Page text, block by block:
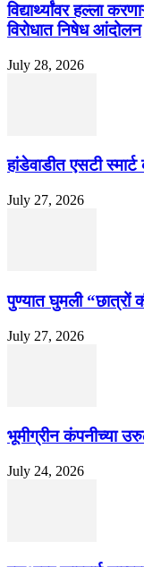
विद्यार्थ्यांवर हल्ला
विरोधात निषेध आंदोलन
July 28, 2026
हांडेवाडीत एसटी स्मार्ट
July 27, 2026
पुण्यात घुमली “छात्रों
July 27, 2026
भूमीग्रीन कंपनीच्या
July 24, 2026